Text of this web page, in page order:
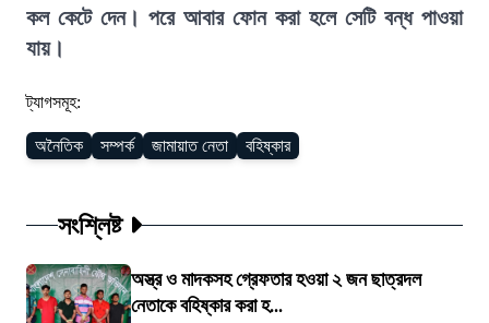
কল কেটে দেন। পরে আবার ফোন করা হলে সেটি বন্ধ পাওয়া
যায়।
ট্যাগসমূহ:
অনৈতিক সম্পর্ক জামায়াত নেতা বহিষ্কার
সংশ্লিষ্ট
অস্ত্র ও মাদকসহ গ্রেফতার হওয়া ২ জন ছাত্রদল
নেতাকে বহিষ্কার করা হ...